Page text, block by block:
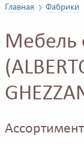
Главная Фабрики
Мебель